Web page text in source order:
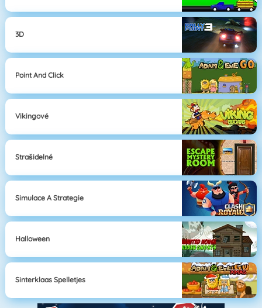
3D
Point And Click
Vikingové
Strašidelné
Simulace A Strategie
Halloween
Sinterklaas Spelletjes